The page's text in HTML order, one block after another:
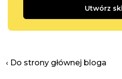
Utwórz
‹ Do strony głównej bloga